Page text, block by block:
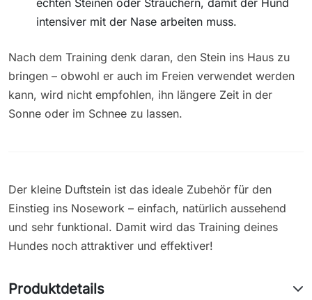
echten Steinen oder Sträuchern, damit der Hund
intensiver mit der Nase arbeiten muss.
Nach dem Training denk daran, den Stein ins Haus zu
bringen – obwohl er auch im Freien verwendet werden
kann, wird nicht empfohlen, ihn längere Zeit in der
Sonne oder im Schnee zu lassen.
Der kleine Duftstein ist das ideale Zubehör für den
Einstieg ins Nosework – einfach, natürlich aussehend
und sehr funktional. Damit wird das Training deines
Hundes noch attraktiver und effektiver!
Produktdetails